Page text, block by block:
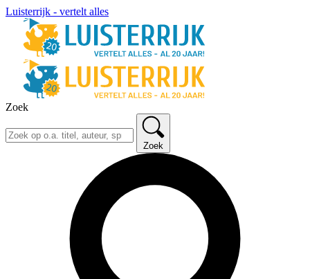
Luisterrijk - vertelt alles
Zoek
Zoek